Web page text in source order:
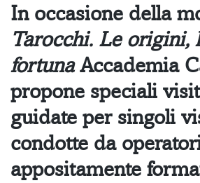
In occasione della
Tarocchi. Le origini,
fortuna Accademia
propone speciali
guidate per singoli
condotte da
appositamente